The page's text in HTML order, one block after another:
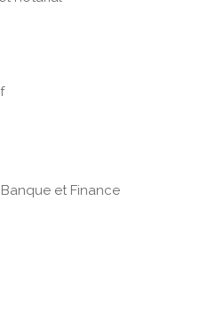
et Finance